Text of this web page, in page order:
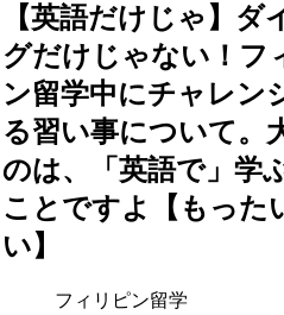
【英語だけじゃ】ダ
グだけじゃない！フ
ン留学中にチャレン
る習い事について。
のは、「英語で」学
ことですよ【もった
い】
フィリピン留学